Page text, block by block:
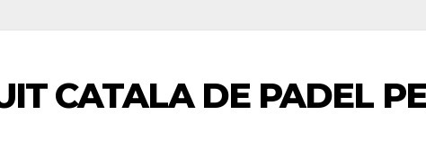
CATALA DE PADEL